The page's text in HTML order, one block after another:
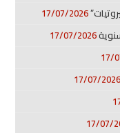
17/07/2026
17/07/2026
17/
17/07/2026
17/07/